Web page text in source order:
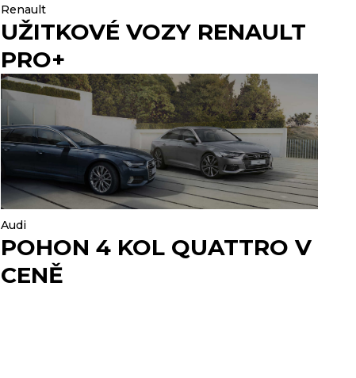
Renault
UŽITKOVÉ VOZY RENAULT
PRO+
Audi
POHON 4 KOL QUATTRO V
CENĚ